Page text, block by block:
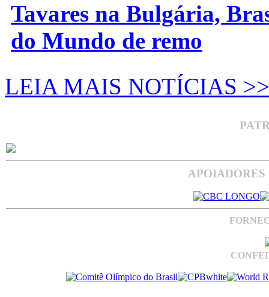
Tavares na Bulgária,
do Mundo de remo
LEIA MAIS NOTÍCIAS >>